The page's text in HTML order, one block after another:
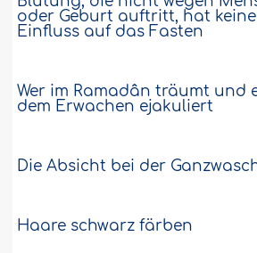
oder Geburt auftritt, hat
Einfluss auf das Fasten
Wer im Ramadân träumt und
dem Erwachen ejakuliert
Die Absicht bei der
Haare schwarz färben